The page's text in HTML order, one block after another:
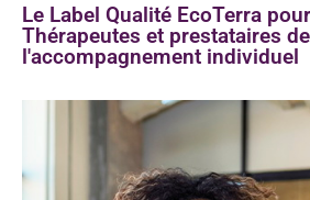
Le Label Qualité EcoTerra
Thérapeutes et prestataires de
l'accompagnement individuel